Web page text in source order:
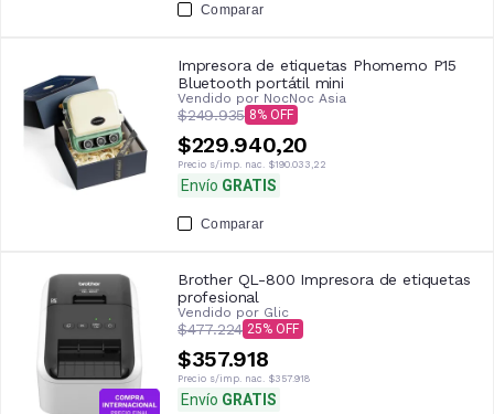
Comparar
Impresora de etiquetas Phomemo P15
Bluetooth portátil mini
Vendido por NocNoc Asia
$249.935 8
$229.940,20
Precio s/imp. nac. $190.033,22
Envío GRATIS
Comparar
Brother QL-800 Impresora de etiquetas
profesional
Vendido por Glic
$477.224 25
$357.918
Precio s/imp. nac. $357.918
Envío GRATIS